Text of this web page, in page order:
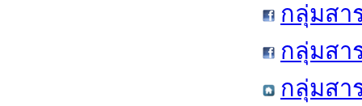
กลุ่มสา
กลุ่มสา
กลุ่มสา